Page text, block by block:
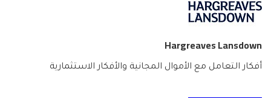
Hargreaves Lansdown
أفكار التعامل مع الأموال المجانية والأفكار الاستثمارية